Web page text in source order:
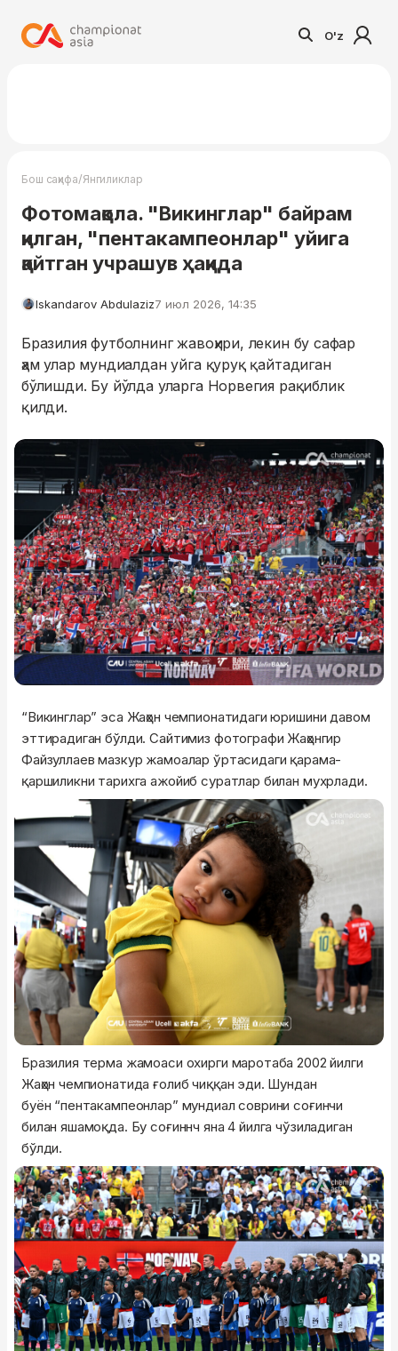
O'z
Бош саҳифа/Янгиликлар
Фотомақола. "Викинглар" байрам
қилган, "пентакампеонлар" уйига
қайтган учрашув ҳақида
Iskandarov Abdulaziz7 июл 2026, 14:35
Бразилия футболнинг жавоҳири, лекин бу сафар
ҳам улар мундиалдан уйга қуруқ қайтадиган
бўлишди. Бу йўлда уларга Норвегия рақиблик
қилди.
“Викинглар” эса Жаҳон чемпионатидаги юришини давом
эттирадиган бўлди. Сайтимиз фотографи Жаҳонгир
Файзуллаев мазкур жамоалар ўртасидаги қарама-
қаршиликни тарихга ажойиб суратлар билан мухрлади.
Бразилия терма жамоаси охирги маротаба 2002 йилги
Жаҳон чемпионатида ғолиб чиққан эди. Шундан
буён “пентакампеонлар” мундиал соврини соғинчи
билан яшамоқда. Бу соғиннч яна 4 йилга чўзиладиган
бўлди.